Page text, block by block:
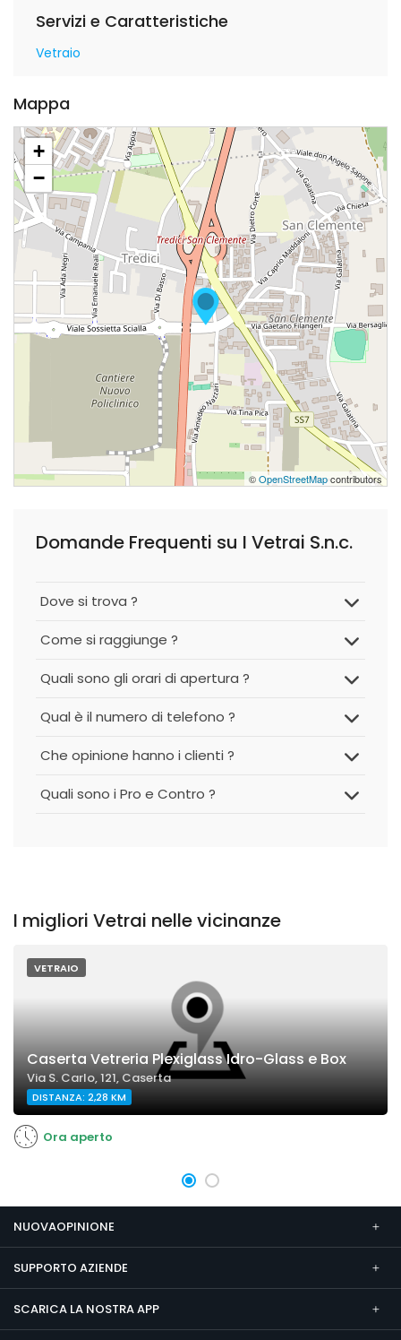
Servizi e Caratteristiche
Vetraio
Mappa
+
−
©OpenStreetMapcontributors
Domande Frequenti su I Vetrai S.n.c.
Dove si trova ?
Come si raggiunge ?
Quali sono gli orari di apertura ?
Qual è il numero di telefono ?
Che opinione hanno i clienti ?
Quali sono i Pro e Contro ?
I migliori Vetrai nelle vicinanze
VETRAIO
Caserta Vetreria Plexiglass Idro-Glass e Box
Via S. Carlo, 121, Caserta
DISTANZA: 2,28 KM
Ora aperto
NUOVAOPINIONE
SUPPORTO AZIENDE
SCARICA LA NOSTRA APP